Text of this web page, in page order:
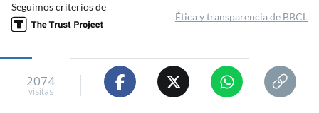
Seguimos criterios de
Ética y transparencia de BBCL
2074
visitas